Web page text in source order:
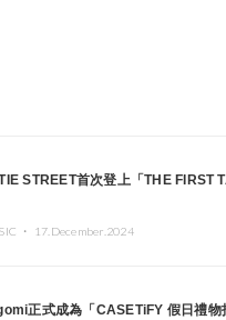
STREET首次登上「THE FIRST
・ 17.December.2024
正式成為「CASETiFY 假日禮物